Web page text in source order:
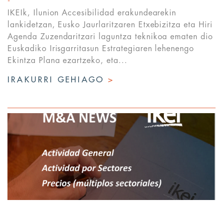
IKEIk, Ilunion Accesibilidad erakundearekin
lankidetzan, Eusko Jaurlaritzaren Etxebizitza eta Hiri
Agenda Zuzendaritzari laguntza teknikoa ematen dio
Euskadiko Irisgarritasun Estrategiaren lehenengo
Ekintza Plana ezartzeko, eta...
IRAKURRI GEHIAGO>